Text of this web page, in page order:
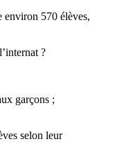
environ 570 élèves,
?
garçons ;
selon leur